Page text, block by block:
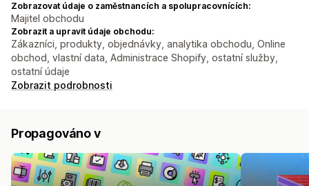
Zobrazovat údaje o zaměstnancích a spolupracovnících:
Majitel obchodu
Zobrazit a upravit údaje obchodu:
Zákazníci, produkty, objednávky, analytika obchodu, Online
obchod, vlastní data, Administrace Shopify, ostatní služby,
ostatní údaje
Zobrazit podrobnosti
Propagováno v